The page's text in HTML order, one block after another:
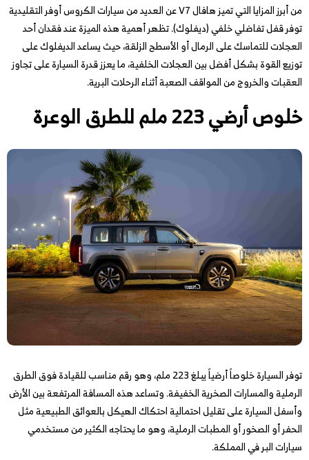
من أبرز المزايا التي تميز هافال V7 عن العديد من سيارات الكروس أوفر التقليدية
توفر قفل تفاضلي خلفي (ديفلوك). تظهر أهمية هذه الميزة عند فقدان أحد
العجلات للتماسك على الرمال أو الأسطح الزلقة، حيث يساعد الديفلوك على
توزيع القوة بشكل أفضل بين العجلات الخلفية، ما يعزز قدرة السيارة على تجاوز
العقبات والخروج من المواقف الصعبة أثناء الرحلات البرية.
خلوص أرضي 223 ملم للطرق الوعرة
توفر السيارة خلوصاً أرضياً يبلغ 223 ملم، وهو رقم مناسب للقيادة فوق الطرق
الرملية والمسارات الصخرية الخفيفة. وتساعد هذه المسافة المرتفعة بين الأرض
وأسفل السيارة على تقليل احتمالية احتكاك الهيكل بالعوائق الطبيعية مثل
الحفر أو الصخور أو المطبات الرملية، وهو ما يحتاجه الكثير من مستخدمي
سيارات البر في المملكة.